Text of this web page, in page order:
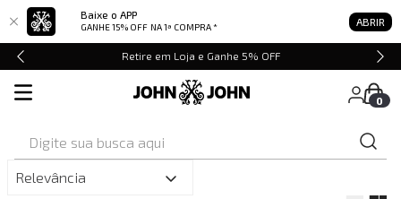
Baixe o APP
GANHE 15% OFF NA 1ª COMPRA * ABRIR
Retire em Loja e Ganhe 5% OFF
0
Relevância